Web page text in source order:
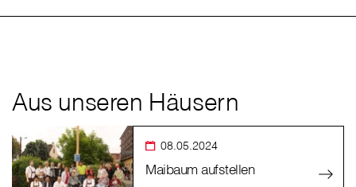
Aus unseren Häusern
08.05.2024
Maibaum aufstellen